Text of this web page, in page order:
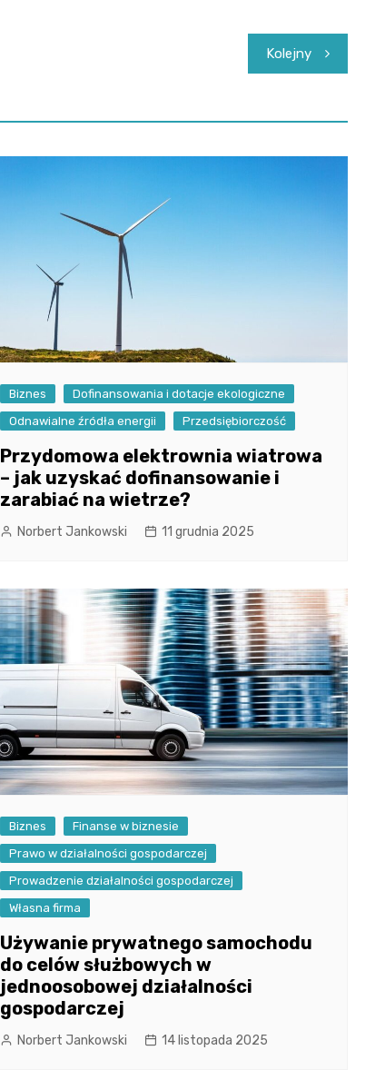
Kolejny
Biznes
Dofinansowania i dotacje ekologiczne
Odnawialne źródła energii
Przedsiębiorczość
Przydomowa elektrownia wiatrowa
– jak uzyskać dofinansowanie i
zarabiać na wietrze?
Norbert Jankowski 11 grudnia 2025
Biznes
Finanse w biznesie
Prawo w działalności gospodarczej
Prowadzenie działalności gospodarczej
Własna firma
Używanie prywatnego samochodu
do celów służbowych w
jednoosobowej działalności
gospodarczej
Norbert Jankowski 14 listopada 2025